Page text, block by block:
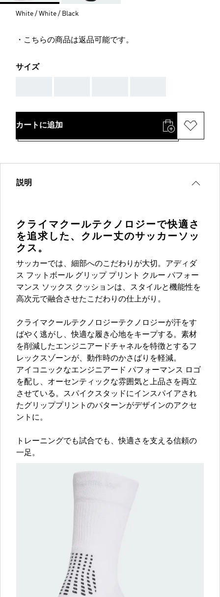
White / White / Black
・こちらの商品は返品可能です。
サイズ
カートに追加
説明
クライマクールテクノロジーで快適さ
を追求した、クルー丈のサッカーソッ
クス。
サッカーでは、細部へのこだわりが大切。アディダ
ス フットボール グリップ プリント クルー パフォー
マンス ソックス クッションは、スタイルと機能性を
高次元で融合させたこだわりの仕上がり。
クライマクールテクノロジーテクノロジーが汗をす
ばやく逃がし、快適な履き心地をキープする。素材
を削減したエンジニアードチャネルを特徴とするフ
レックスゾーンが、動作時のかさばりを軽減。
アイコニックなエンジニアード パフォーマンス ロゴ
を配し、オーセンティックな雰囲気と上品さを両立
させている。スパイクスタッドにインスパイアされ
たグリッププリントのパターンがデザインのアクセ
ントに。
トレーニングでも試合でも、快適さを支える信頼の
一足。